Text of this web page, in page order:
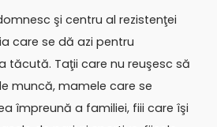
şi centru al rezistenţei
care se dă azi pentru
tăcută. Taţii care nu reuşesc să
muncă, mamele care se
împreună a familiei, fiii care îşi